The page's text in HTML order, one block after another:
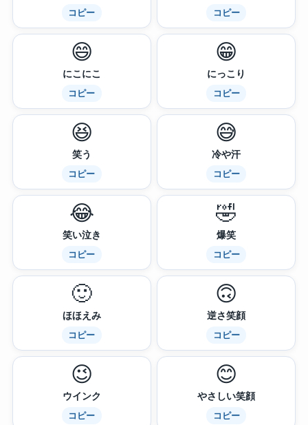
コピー コピー
😄
にこにこ
コピー
😁
にっこり
コピー
😆
笑う
コピー
😅
冷や汗
コピー
😂
笑い泣き
コピー
🤣
爆笑
コピー
🙂
ほほえみ
コピー
🙃
逆さ笑顔
コピー
😉
ウインク
コピー
😊
やさしい笑顔
コピー